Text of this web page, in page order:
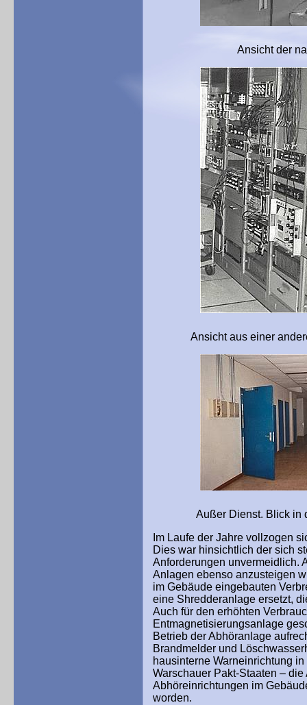
Ansicht der
Ansicht aus einer anderen,
Außer Dienst. Blick in die
Im Laufe der Jahre vollzogen
Dies war hinsichtlich der sich
Anforderungen unvermeidlich.
Anlagen ebenso anzusteigen
im Gebäude eingebauten
eine Shredderanlage ersetzt,
Auch für den erhöhten
Entmagnetisierungsanlage
Betrieb der Abhöranlage
Brandmelder und
hausinterne Warneinrichtung
Warschauer Pakt-Staaten –
Abhöreinrichtungen im
worden.